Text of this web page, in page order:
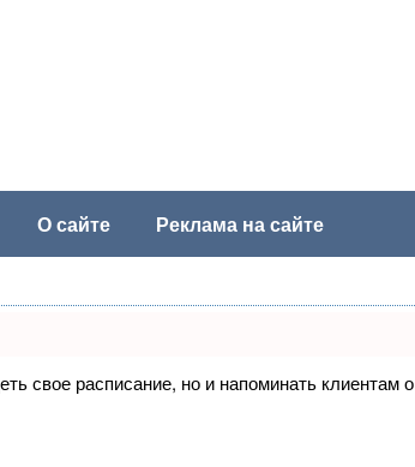
О сайте Реклама на сайте
свое расписание, но и напоминать клиентам о